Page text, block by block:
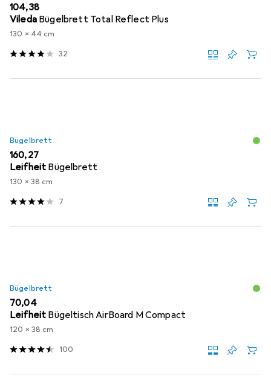
EUR
104,38
Vileda Bügelbrett Total Reflect Plus
130 x 44 cm
32
Bügelbrett
EUR
160,27
Leifheit Bügelbrett
130 x 38 cm
7
Bügelbrett
EUR
70,04
Leifheit Bügeltisch AirBoard M Compact
120 x 38 cm
100